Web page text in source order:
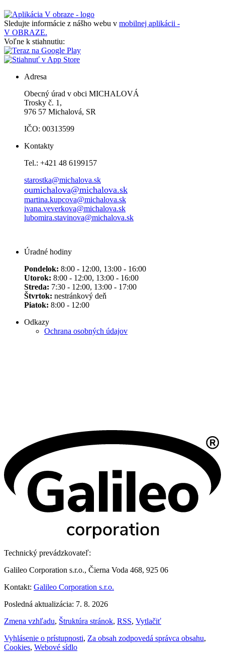
Sledujte informácie z nášho webu v mobilnej aplikácii -
V OBRAZE.
Voľne k stiahnutiu:
Adresa
Obecný úrad v obci MICHALOVÁ
Trosky č. 1,
976 57 Michalová, SR
IČO: 00313599
Kontakty
Tel.: +421 48 6199157
starostka@michalova.sk
oumichalova@michalova.sk
martina.kupcova@michalova.sk
ivana.veverkova@michalova.sk
lubomira.stavinova@michalova.sk
Úradné hodiny
Pondelok: 8:00 - 12:00, 13:00 - 16:00
Utorok: 8:00 - 12:00, 13:00 - 16:00
Streda: 7:30 - 12:00, 13:00 - 17:00
Štvrtok: nestránkový deň
Piatok: 8:00 - 12:00
Odkazy
Ochrana osobných údajov
Technický prevádzkovateľ:
Galileo Corporation s.r.o., Čierna Voda 468, 925 06
Kontakt: Galileo Corporation s.r.o.
Posledná aktualizácia: 7. 8. 2026
Zmena vzhľadu, Štruktúra stránok, RSS, Vytlačiť
Vyhlásenie o prístupnosti, Za obsah zodpovedá správca obsahu,
Cookies, Webové sídlo